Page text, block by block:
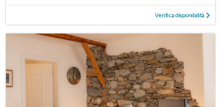
Verifica disponibilità